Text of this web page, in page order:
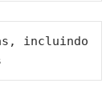
incluindo